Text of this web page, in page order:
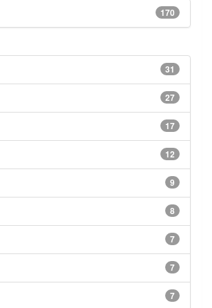
170
31
27
17
12
9
8
7
7
7